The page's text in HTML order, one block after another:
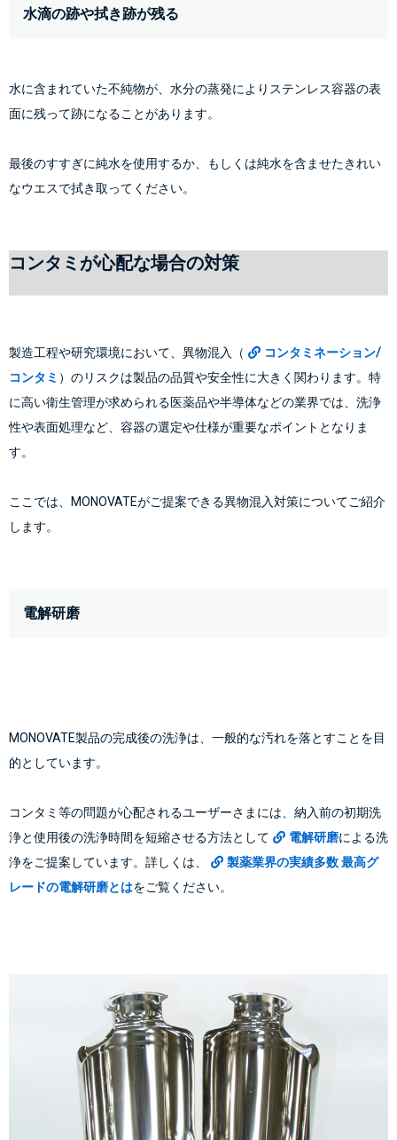
水滴の跡や拭き跡が残る
水に含まれていた不純物が、水分の蒸発によりステンレス容器の表
面に残って跡になることがあります。
最後のすすぎに純水を使用するか、もしくは純水を含ませたきれい
なウエスで拭き取ってください。
コンタミが心配な場合の対策
製造工程や研究環境において、異物混入（
コンタミネーション/
コンタミ ）のリスクは製品の品質や安全性に大きく関わります。特
に高い衛生管理が求められる医薬品や半導体などの業界では、洗浄
性や表面処理など、容器の選定や仕様が重要なポイントとなりま
す。
ここでは、MONOVATEがご提案できる異物混入対策についてご紹介
します。
電解研磨
MONOVATE製品の完成後の洗浄は、一般的な汚れを落とすことを目
的としています。
コンタミ等の問題が心配されるユーザーさまには、納入前の初期洗
浄と使用後の洗浄時間を短縮させる方法として
電解研磨による洗
浄をご提案しています。詳しくは、
製薬業界の実績多数 最高グ
レードの電解研磨とはをご覧ください。